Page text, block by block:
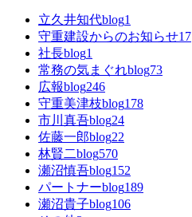
立久井知代blog1
守重建設からのお知らせ17
社長blog1
常務の気まぐれblog73
広報blog246
守重美津枝blog178
市川真吾blog24
佐藤一郎blog22
林賢二blog570
瀬沼慎吾blog152
パートナーblog189
瀬沼貴子blog106